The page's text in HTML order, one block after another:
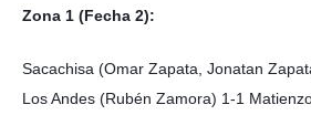
Zona 1 (Fecha 2):
Sacachisa (Omar Zapata, Jonatan
Los Andes (Rubén Zamora) 1-1